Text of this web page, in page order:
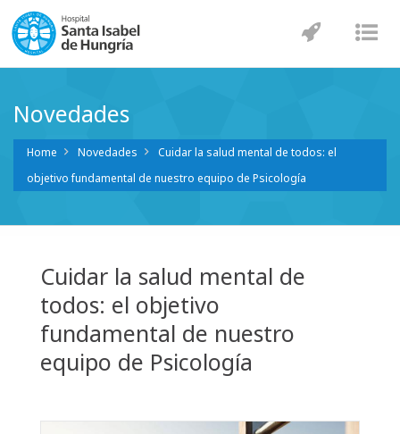
Novedades
Home Novedades
Cuidar la salud mental de todos: el
objetivo fundamental de nuestro equipo de Psicología
Cuidar la salud mental de
todos: el objetivo
fundamental de nuestro
equipo de Psicología